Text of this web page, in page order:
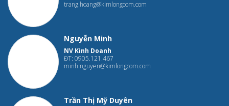
trang.hoang@kimlongcom.com
Nguyễn Minh
NV Kinh Doanh
ĐT: 0905.121.467
minh.nguyen@kimlongcom.com
Trần Thị Mỹ Duyên